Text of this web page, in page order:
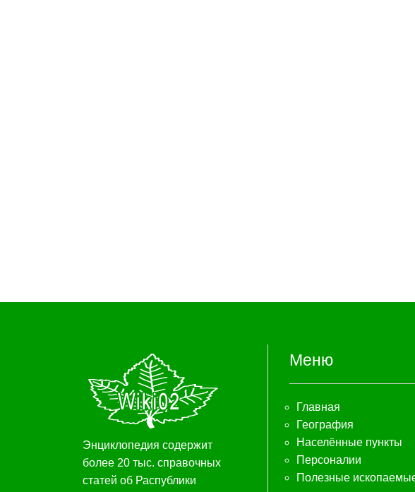
Энциклопедия содержит
более 20 тыс. справочных
статей об Распублики
Меню
Главная
География
Населённые пункты
Персоналии
Полезные